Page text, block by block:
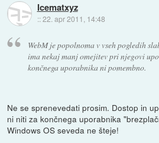
Icematxyz
::22. apr 2011, 14:48
WebM je popolnoma v vseh pogledih
ima nekaj manj omejitev pri njegovi
končnega uporabnika ni pomembno.
Ne se sprenevedati prosim. Dostop in
ni niti za končnega uporabnika
Windows OS seveda ne šteje!